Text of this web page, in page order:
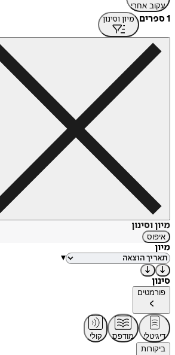
עקוב אחרי
1 ספרים מיון וסינון
מיון וסינון
איפוס
מיון
▾
סינון
פורמטים
דיגיטלי מודפס
קולי
ביקורות